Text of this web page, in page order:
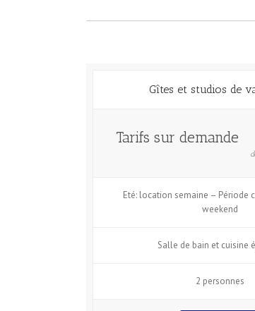
Gîtes et studios de
Tarifs sur demande
Eté: location semaine – Période
weekend
Salle de bain et cuisine
2 personnes